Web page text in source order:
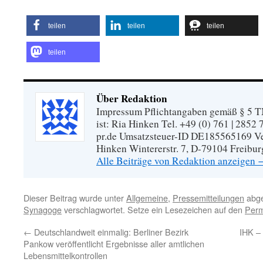
teilen teilen teilen
teilen
Über Redaktion
Impressum Pflichtangaben gemäß § 5
ist: Ria Hinken Tel. +49 (0) 761 | 2852
pr.de Umsatzsteuer-ID DE185565169
Hinken Wintererstr. 7, D-79104
Alle Beiträge von Redaktion anzeigen
Dieser Beitrag wurde unterAllgemeine, Pressemitteilungen
Synagogeverschlagwortet. Setze ein Lesezeichen auf den
← Deutschlandweit einmalig: Berliner Bezirk
Pankow veröffentlicht Ergebnisse aller amtlichen
Lebensmittelkontrollen
IHK